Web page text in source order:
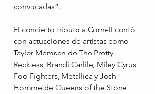
convocadas”.
El concierto tributo a Cornell contó
con actuaciones de artistas como
Taylor Momsen de The Pretty
Reckless, Brandi Carlile, Miley Cyrus,
Foo Fighters, Metallica y Josh
Homme de Queens of the Stone